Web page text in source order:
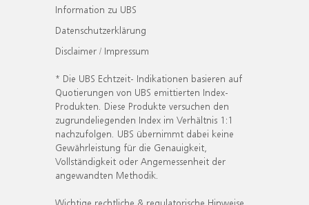
Information zu UBS
Datenschutzerklärung
Disclaimer / Impressum
* Die UBS Echtzeit- Indikationen basieren auf
Quotierungen von UBS emittierten Index-
Produkten. Diese Produkte versuchen den
zugrundeliegenden Index im Verhältnis 1:1
nachzufolgen. UBS übernimmt dabei keine
Gewährleistung für die Genauigkeit,
Vollständigkeit oder Angemessenheit der
angewandten Methodik.